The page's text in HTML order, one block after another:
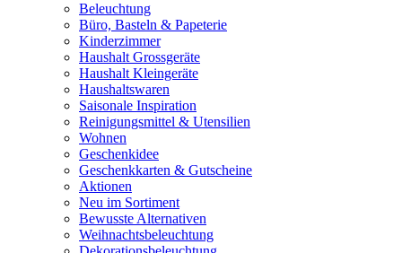
Beleuchtung
Büro, Basteln & Papeterie
Kinderzimmer
Haushalt Grossgeräte
Haushalt Kleingeräte
Haushaltswaren
Saisonale Inspiration
Reinigungsmittel & Utensilien
Wohnen
Geschenkidee
Geschenkkarten & Gutscheine
Aktionen
Neu im Sortiment
Bewusste Alternativen
Weihnachtsbeleuchtung